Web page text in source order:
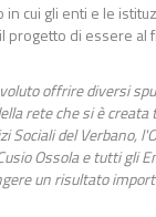
cui gli enti e le
di essere al
offrire diversi
rete che si è
Sociali del Verbano,
Ossola e tutti gli
un risultato